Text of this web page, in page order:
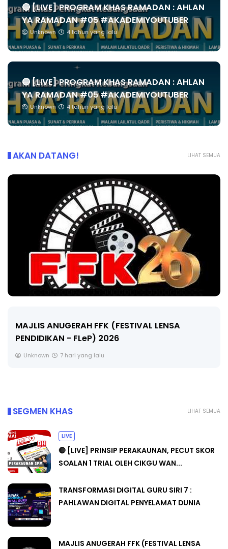
🔴 [LIVE] PROGRAM KHAS RAMADAN : AHLAN
YA RAMADAN #05 #AKADEMIYOUTUBER
Unknown 4 tahun yang lalu
🔴 [LIVE] PROGRAM KHAS RAMADAN : AHLAN
YA RAMADAN #05 #AKADEMIYOUTUBER
Unknown 4 tahun yang lalu
LIHAT SEMUA
AKAN DATANG!
MAJLIS ANUGERAH FFK (FESTIVAL LENSA
PENDIDIKAN - FLeP) 2026
Unknown 7 hari yang lalu
LIHAT SEMUA
SEGMEN KHAS
LIVE
🔴 [LIVE] PRINSIP PERAKAUNAN, PECUT SKOR
SOALAN 1 TRIAL OLEH CIKGU WAN...
TRANSFORMASI DIGITAL GURU SIRI 7 :
PAHLAWAN DIGITAL PENYELAMAT DUNIA
MAJLIS ANUGERAH FFK (FESTIVAL LENSA